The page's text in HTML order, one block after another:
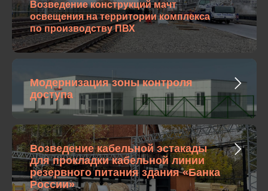
Возведение конструкций мачт
освещения на территории комплекса
по производству ПВХ
Модернизация зоны контроля
доступа
Возведение кабельной эстакады
для прокладки кабельной линии
резервного питания здания «Банка
России»